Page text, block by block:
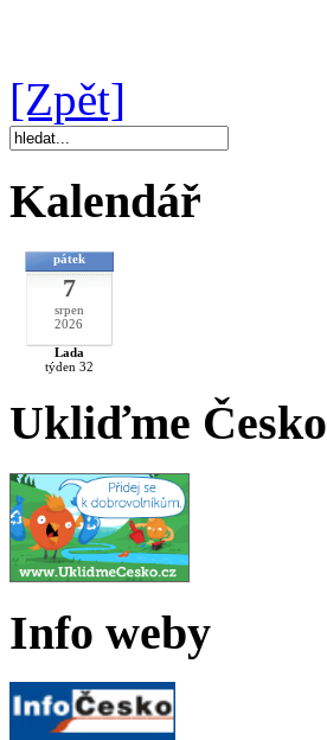
[Zpět]
Kalendář
pátek
7
srpen
2026
Lada
týden 32
Ukliďme Česko
Info weby